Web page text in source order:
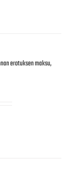
erotuksen maksu,